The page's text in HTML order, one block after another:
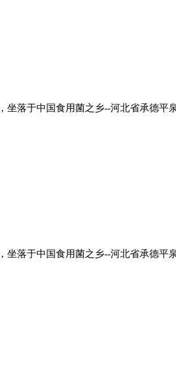
坐落于中国食用菌之乡--河北省承德
坐落于中国食用菌之乡--河北省承德